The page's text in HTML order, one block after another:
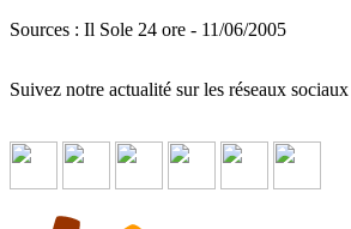
Sources : Il Sole 24 ore - 11/06/2005
Suivez notre actualité sur les réseaux sociaux